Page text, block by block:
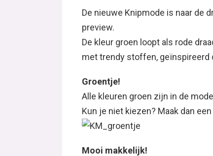
De nieuwe Knipmode is naar de
preview.
De kleur groen loopt als rode
met trendy stoffen, geïnspireerd
Groentje!
Alle kleuren groen zijn in de
Kun je niet kiezen? Maak dan
Mooi makkelijk!